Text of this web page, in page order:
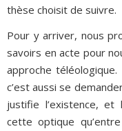
thèse choisit de suivre.
Pour y arriver, nous
savoirs en acte pour
approche
c’est aussi se
justifie l’existence, et
cette optique